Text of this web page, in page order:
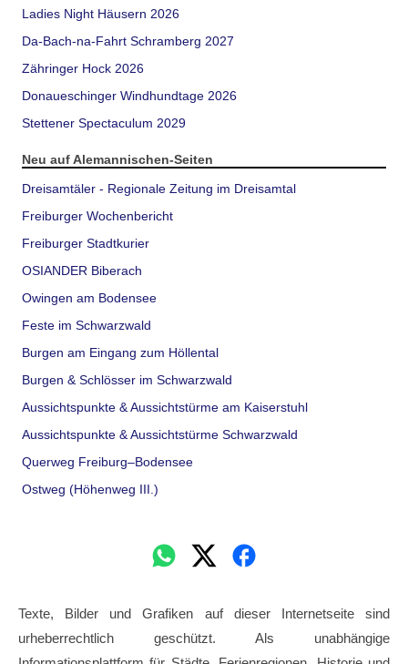
Ladies Night Häusern 2026
Da-Bach-na-Fahrt Schramberg 2027
Zähringer Hock 2026
Donaueschinger Windhundtage 2026
Stettener Spectaculum 2029
Neu auf Alemannischen-Seiten
Dreisamtäler - Regionale Zeitung im Dreisamtal
Freiburger Wochenbericht
Freiburger Stadtkurier
OSIANDER Biberach
Owingen am Bodensee
Feste im Schwarzwald
Burgen am Eingang zum Höllental
Burgen & Schlösser im Schwarzwald
Aussichtspunkte & Aussichtstürme am Kaiserstuhl
Aussichtspunkte & Aussichtstürme Schwarzwald
Querweg Freiburg–Bodensee
Ostweg (Höhenweg III.)
Texte, Bilder und Grafiken auf dieser Internetseite sind
urheberrechtlich geschützt. Als unabhängige